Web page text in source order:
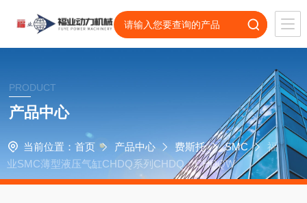
PRODUCT
产品中心
当前位置： 首页 产品中心 费斯托 SMC
福
业SMC薄型液压气缸CHDQ系列CHDQ、CHDQW